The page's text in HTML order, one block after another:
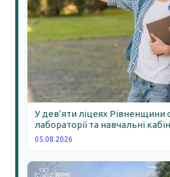
У дев’яти ліцеях Рівненщини
лабораторії та навчальні
05.08.2026